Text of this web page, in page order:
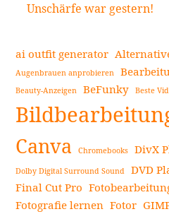
Unschärfe war gestern!
ai outfit generator
Augenbrauen anprobieren
Beauty-Anzeigen BeFunky Beste
Canva Chromebooks DivX
Dolby Digital Surround Sound DVD
Final Cut Pro
Fotografie lernen Fotor